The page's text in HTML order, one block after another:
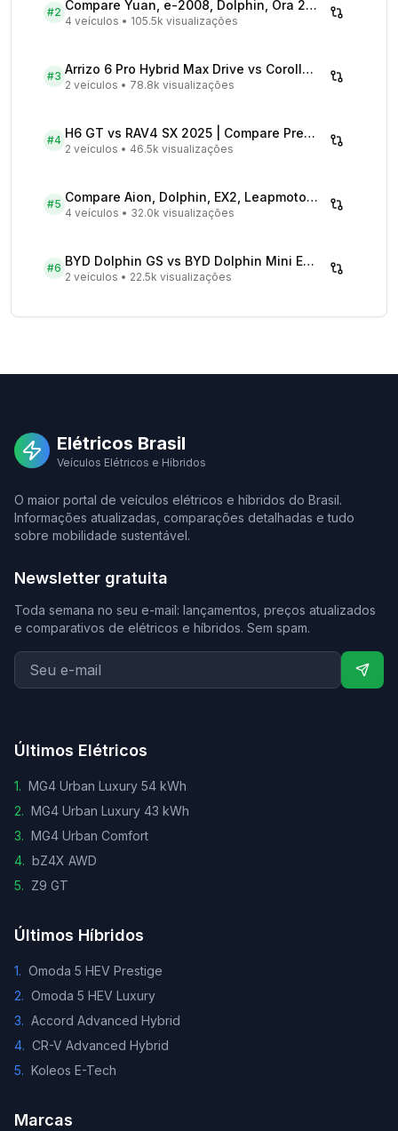
#2 Compare Yuan, e-2008, Dolphin, Ora 2026 | Veículos Elétricos
4 veículos • 105.5k visualizações
#3 Arrizo 6 Pro Hybrid Max Drive vs Corolla Cross XRX Hybrid - Comparativo Completo
2 veículos • 78.8k visualizações
#4 H6 GT vs RAV4 SX 2025 | Compare Preços
2 veículos • 46.5k visualizações
#5 Compare Aion, Dolphin, EX2, Leapmotor 2026 | Veículos Elétricos
4 veículos • 32.0k visualizações
#6 BYD Dolphin GS vs BYD Dolphin Mini EV - Comparativo Completo
2 veículos • 22.5k visualizações
Elétricos Brasil
Veículos Elétricos e Híbridos
O maior portal de veículos elétricos e híbridos do Brasil.
Informações atualizadas, comparações detalhadas e tudo
sobre mobilidade sustentável.
Newsletter gratuita
Toda semana no seu e-mail: lançamentos, preços atualizados
e comparativos de elétricos e híbridos. Sem spam.
Últimos Elétricos
1. MG4 Urban Luxury 54 kWh
2. MG4 Urban Luxury 43 kWh
3. MG4 Urban Comfort
4. bZ4X AWD
5. Z9 GT
Últimos Híbridos
1. Omoda 5 HEV Prestige
2. Omoda 5 HEV Luxury
3. Accord Advanced Hybrid
4. CR-V Advanced Hybrid
5. Koleos E-Tech
Marcas